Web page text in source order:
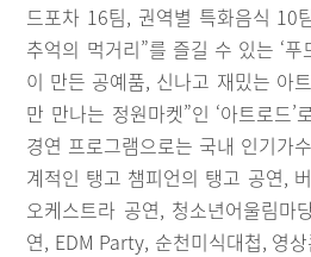
드포차 16팀, 권역별 특화음식 10
추억의 먹거리”를 즐길 수 있는 ‘푸
이 만든 공예품, 신나고 재밌는 아
만 만나는 정원마켓”인 ‘아트로드
경연 프로그램으로는 국내 인기가
계적인 탱고 챔피언의 탱고 공연,
오케스트라 공연, 청소년어울림마
연, EDM Party, 순천미식대첩, 영